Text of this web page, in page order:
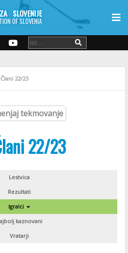
SLOVENIJE
OF SLOVENIA
22/23
tekmovanje
22/23
Lestvica
Rezultati
Igralci
kaznovani
Vratarji